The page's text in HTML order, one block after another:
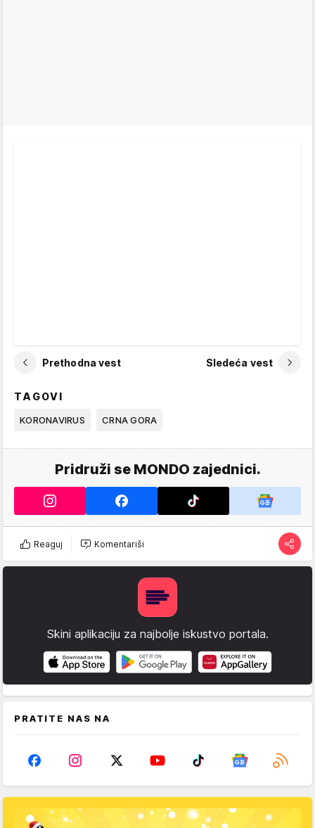
Prethodna vest Sledeća vest
TAGOVI
KORONAVIRUS CRNA GORA
Pridruži se MONDO zajednici.
Reaguj Komentariši
Skini aplikaciju za najbolje iskustvo portala.
PRATITE NAS NA